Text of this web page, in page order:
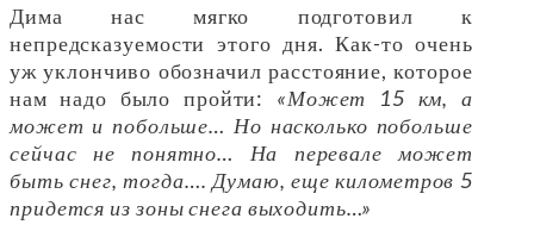
Дима нас мягко подготовил к
непредсказуемости этого дня. Как-то очень
уж уклончиво обозначил расстояние, которое
нам надо было пройти: «Может 15 км, а
может и побольше… Но насколько побольше
сейчас не понятно… На перевале может
быть снег, тогда…. Думаю, еще километров 5
придется из зоны снега выходить…»